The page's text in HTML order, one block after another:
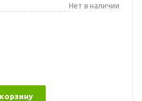
Нет в наличии